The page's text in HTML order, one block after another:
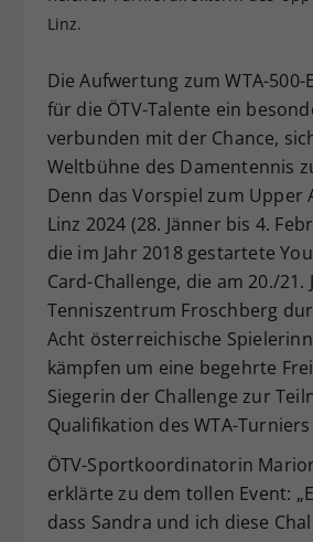
Linz.
Die Aufwertung zum WTA-500-
für die ÖTV-Talente ein
verbunden mit der Chance,
Weltbühne des Damentennis
Denn das Vorspiel zum Upper
Linz 2024 (28. Jänner bis 4.
die im Jahr 2018 gestartete
Card-Challenge, die am 20./21.
Tenniszentrum Froschberg
Acht österreichische
kämpfen um eine begehrte
Siegerin der Challenge zur
Qualifikation des WTA-
ÖTV-Sportkoordinatorin
erklärte zu dem tollen Event:
dass Sandra und ich diese
Zweck
zufällig generierte
historische
vorgenommen
Webseiten-Betreiber
hat.